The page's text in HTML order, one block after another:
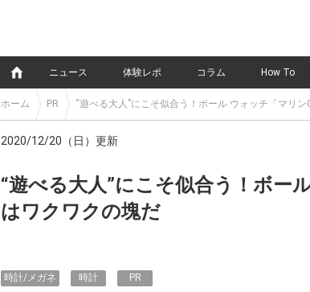
ニュース 体験レポ コラム How To
ホーム PR “遊べる大人”にこそ似合う！ボール ウォッチ「マリ
2020/12/20（日）更新
“遊べる大人”にこそ似合う！ボー
はワクワクの塊だ
時計/メガネ 時計 PR